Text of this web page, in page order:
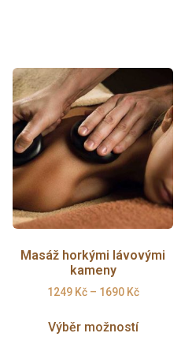
Masáž horkými lávovými
kameny
1249 Kč– 1690 Kč
Výběr možností